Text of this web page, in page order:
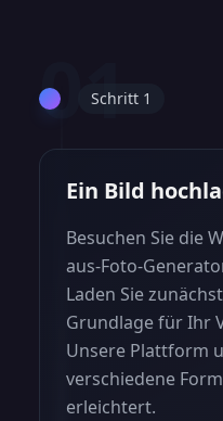
01
Schritt 1
Ein Bild
Besuchen Sie die
aus-Foto-
Laden Sie
Grundlage für Ihr
Unsere Plattform
verschiedene
erleichtert.